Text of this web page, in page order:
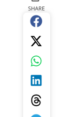
SHARE